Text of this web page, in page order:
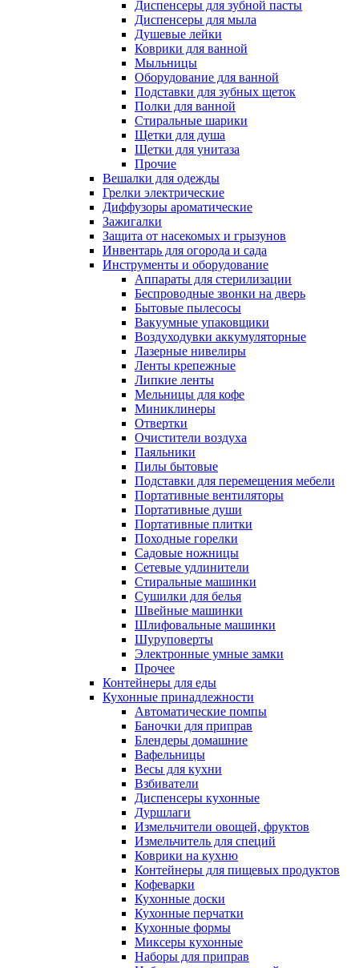
Диспенсеры для зубной пасты
Диспенсеры для мыла
Душевые лейки
Коврики для ванной
Мыльницы
Оборудование для ванной
Подставки для зубных щеток
Полки для ванной
Стиральные шарики
Щетки для душа
Щетки для унитаза
Прочие
Вешалки для одежды
Грелки электрические
Диффузоры ароматические
Зажигалки
Защита от насекомых и грызунов
Инвентарь для огорода и сада
Инструменты и оборудование
Аппараты для стерилизации
Беспроводные звонки на дверь
Бытовые пылесосы
Вакуумные упаковщики
Воздуходувки аккумуляторные
Лазерные нивелиры
Ленты крепежные
Липкие ленты
Мельницы для кофе
Миниклинеры
Отвертки
Очистители воздуха
Паяльники
Пилы бытовые
Подставки для перемещения мебели
Портативные вентиляторы
Портативные души
Портативные плитки
Походные горелки
Садовые ножницы
Сетевые удлинители
Стиральные машинки
Сушилки для белья
Швейные машинки
Шлифовальные машинки
Шуруповерты
Электронные умные замки
Прочее
Контейнеры для еды
Кухонные принадлежности
Автоматические помпы
Баночки для приправ
Блендеры домашние
Вафельницы
Весы для кухни
Взбиватели
Диспенсеры кухонные
Дуршлаги
Измельчители овощей, фруктов
Измельчитель для специй
Коврики на кухню
Контейнеры для пищевых продуктов
Кофеварки
Кухонные доски
Кухонные перчатки
Кухонные формы
Миксеры кухонные
Наборы для приправ